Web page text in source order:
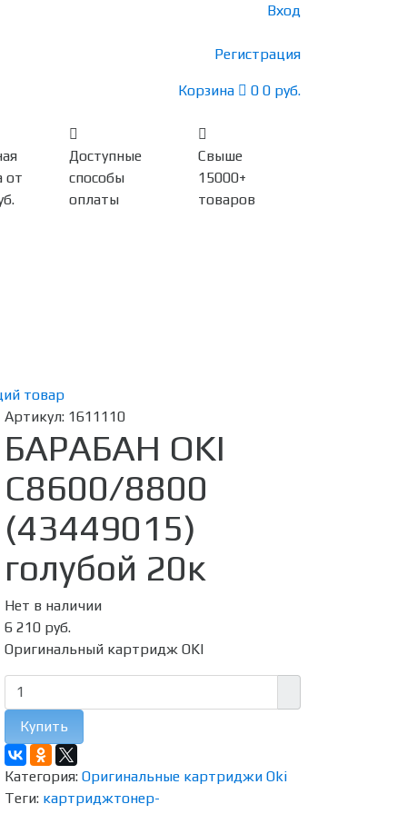
Вход
Регистрация
Корзина 0 0 руб.
от
Доступные
способы
оплаты
Свыше
15000+
товаров
товар
Артикул: 1611110
БАРАБАН OKI
C8600/8800
(43449015)
голубой 20к
Нет в наличии
6 210 руб.
Оригинальный картридж OKI
Купить
Категория: Оригинальные картриджи Oki
Теги: картриджтонер-